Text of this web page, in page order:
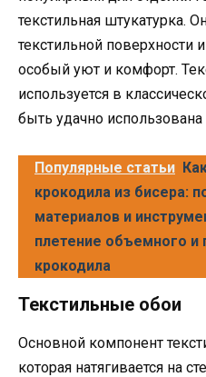
текстильная штукатурка.
текстильной
особый уют и комфорт.
используется в
быть удачно использована
Популярные статьи
крокодила из бисера:
материалов и
плетение объемного и
крокодила
Текстильные обои
Основной компонент
которая натягивается на